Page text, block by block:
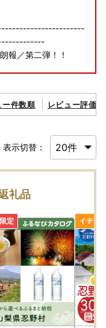
報／第二弾！！
ンで複数自治体の管
るとスマホでワンス
ど」は利用できます
」スマートフォンア
引き続き利用可能
ー件数順 レビュー評価順
表示切替：
礼品